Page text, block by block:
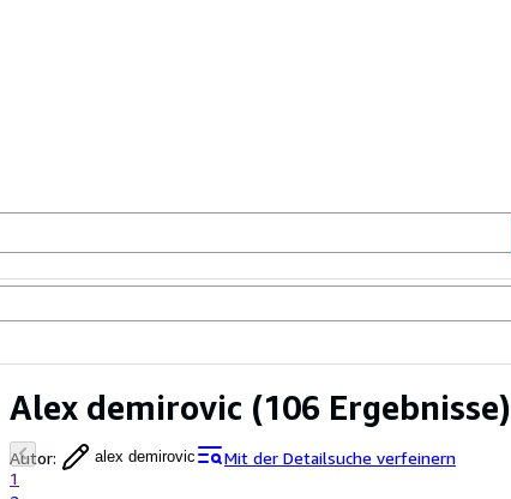
Alex demirovic (106 Ergebnisse)
Autor: alex demirovic
Mit der Detailsuche verfeinern
1